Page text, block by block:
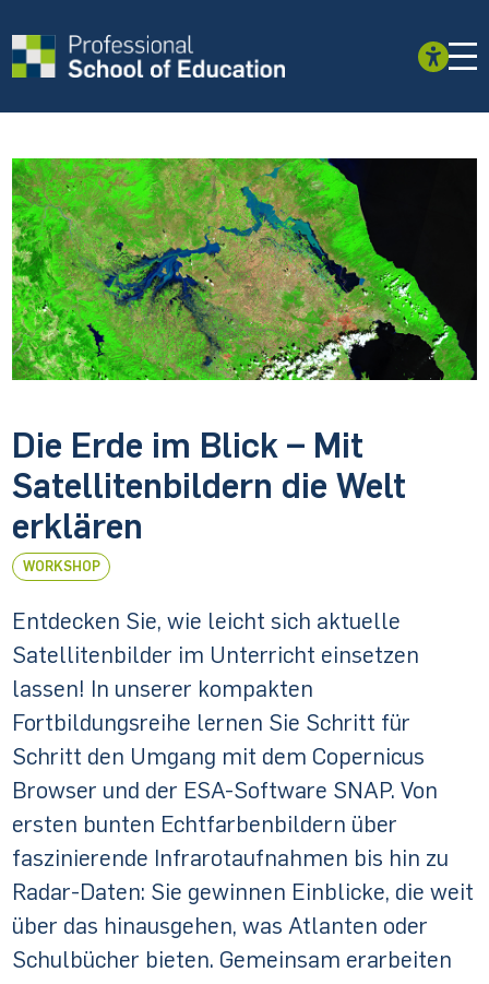
Die Erde im Blick – Mit
Satellitenbildern die Welt
erklären
WORKSHOP
Entdecken Sie, wie leicht sich aktuelle
Satellitenbilder im Unterricht einsetzen
lassen! In unserer kompakten
Fortbildungsreihe lernen Sie Schritt für
Schritt den Umgang mit dem Copernicus
Browser und der ESA-Software SNAP. Von
ersten bunten Echtfarbenbildern über
faszinierende Infrarotaufnahmen bis hin zu
Radar-Daten: Sie gewinnen Einblicke, die weit
über das hinausgehen, was Atlanten oder
Schulbücher bieten. Gemeinsam erarbeiten